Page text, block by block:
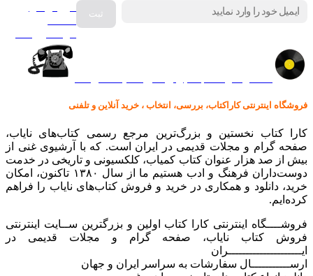
فروش انواع
فروشگاه اینترنتی کاراکتاب، بررسی، انتخاب ، خرید آنلاین و تلفنی
کارا کتاب نخستین و بزرگ‌ترین مرجع رسمی کتاب‌های نایاب،
صفحه گرام و مجلات قدیمی در ایران است. که با آرشیوی غنی از
بیش از صد هزار عنوان کتاب کمیاب، کلکسیونی و تاریخی در خدمت
دوست‌داران فرهنگ و ادب هستیم ما از سال ۱۳۸۰ تاکنون، امکان
خرید، دانلود و همکاری در خرید و فروش کتاب‌های نایاب را فراهم
کرده‌ایم.
فروشــــگاه اینترنتی کارا کتاب اولین و بزرگترین ســایت اینترنتی
فروش کتاب نایاب، صفحه گرام و مجلات قدیمی در
ایـــــــــــــــــــــران
ارســـــــــــال سفارشات به سراسر ایران و جهان